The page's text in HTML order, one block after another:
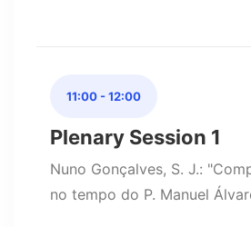
11:00 - 12:00
Plenary Session 1
Nuno Gonçalves, S. J.:
no tempo do P. Manuel